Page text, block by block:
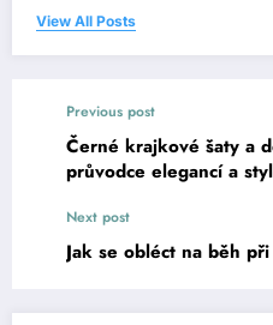
View All Posts
Previous post
Černé krajkové šaty a
průvodce elegancí a
Next post
Jak se obléct na běh